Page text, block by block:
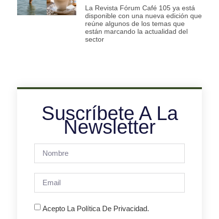
La Revista Fórum Café 105 ya está
disponible con una nueva edición que
reúne algunos de los temas que
están marcando la actualidad del
sector
Suscríbete A La
Newsletter
Acepto La Política De Privacidad.